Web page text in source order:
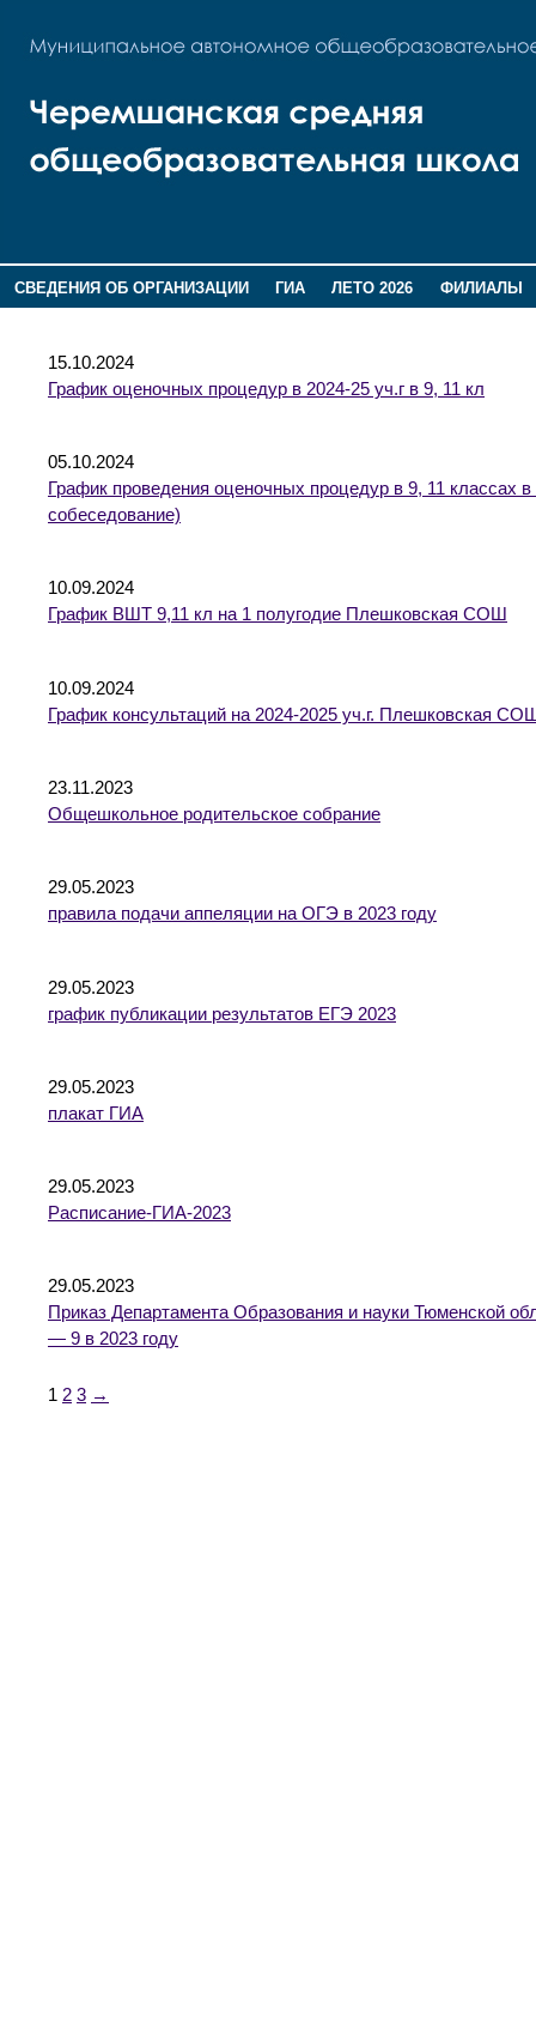
СВЕДЕНИЯ ОБ ОРГАНИЗАЦИИ ГИА ЛЕТО 2026
ФИЛИАЛЫ
15.10.2024
График оценочных процедур в 2024-25 уч.г в 9, 11 кл
05.10.2024
График проведения оценочных процедур в 9, 11 классах
собеседование)
10.09.2024
График ВШТ 9,11 кл на 1 полугодие Плешковская СОШ
10.09.2024
График консультаций на 2024-2025 уч.г. Плешковская
23.11.2023
Общешкольное родительское собрание
29.05.2023
правила подачи аппеляции на ОГЭ в 2023 году
29.05.2023
график публикации результатов ЕГЭ 2023
29.05.2023
плакат ГИА
29.05.2023
Расписание-ГИА-2023
29.05.2023
Приказ Департамента Образования и науки Тюменской
— 9 в 2023 году
1 2 3 →